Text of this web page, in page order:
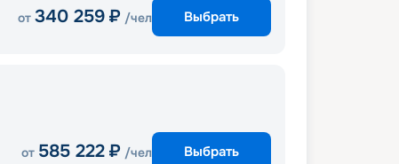
от 340 259 ₽ /чел Выбрать
от 585 222 ₽ /чел Выбрать